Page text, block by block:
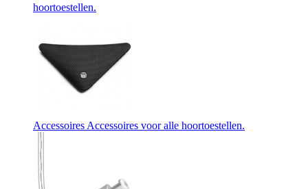
hoortoestellen.
Accessoires Accessoires voor alle hoortoestellen.